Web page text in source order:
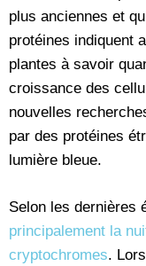
plus anciennes et
protéines indiquent
plantes à savoir
croissance des
nouvelles
par des protéines
lumière bleue.
Selon les dernières
principalement la
cryptochromes.